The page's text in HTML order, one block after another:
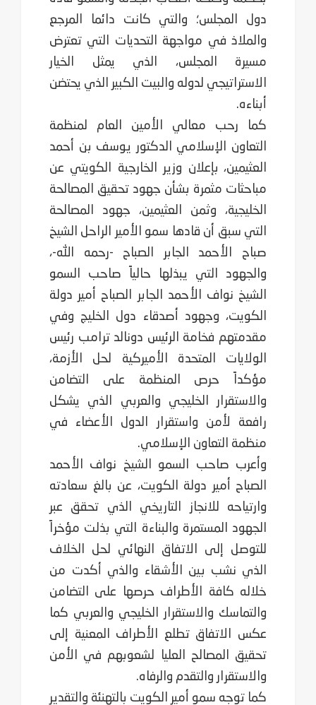
دول المجلس؛ والتي كانت دائما المرجع
والملاذ في مواجهة التحديات التي تعترض
مسيرة المجلس، الذي يمثل الخيار
الاستراتيجي لدوله والبيت الكبير الذي يحتضن
أبناءه.
كما رحب معالي الأمين العام لمنظمة
التعاون الإسلامي الدكتور يوسف بن أحمد
العثيمين، بإعلان وزير الخارجية الكويتي عن
مباحثات مثمرة بشأن جهود تحقيق المصالحة
الخليجية، وثمن العثيمين، جهود المصالحة
التي سبق أن قادها سمو الأمير الراحل الشيخ
صباح الأحمد الجابر الصباح -رحمه الله-،
والجهود التي يبذلها حالياً صاحب السمو
الشيخ نواف الأحمد الجابر الصباح أمير دولة
الكويت، وجهود أصدقاء دول الخليج وفي
مقدمتهم فخامة الرئيس دونالد ترامب رئيس
الولايات المتحدة الأميركية لحل الأزمة،
مؤكداً حرص المنظمة على التضامن
والاستقرار الخليجي والعربي الذي يشكل
رافعة لأمن واستقرار الدول الأعضاء في
منظمة التعاون الإسلامي.
وأعرب صاحب السمو الشيخ نواف الأحمد
الصباح أمير دولة الكويت، عن بالغ سعادته
وارتياحه للانجاز التاريخي الذي تحقق عبر
الجهود المستمرة والبناءة التي بذلت مؤخراً
للتوصل إلى الاتفاق النهائي لحل الخلاف
الذي نشب بين الأشقاء والذي أكدت من
خلاله كافة الأطراف حرصها على التضامن
والتماسك والاستقرار الخليجي والعربي كما
عكس الاتفاق تطلع الأطراف المعنية إلى
تحقيق المصالح العليا لشعوبهم في الأمن
والاستقرار والتقدم والرفاه.
كما توجه سمو أمير الكويت بالتهنئة والتقدير